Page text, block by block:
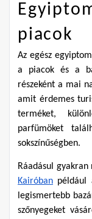
piacok
Az egész
a piacok és a
részeként a mai
amit érdemes
terméket,
parfümöket
sokszínűségben.
Kairóban például
legismertebb
szőnyegeket